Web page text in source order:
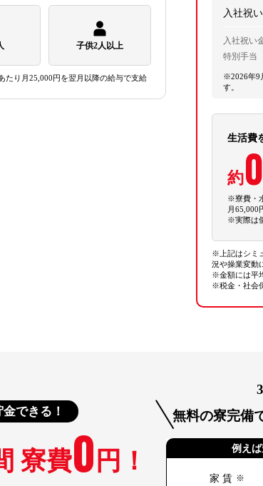
子供2人以上
たり月25,000円を翌月以降の給与で支給
入社祝
入社祝い
特別手当
※2026年9
す。
生活費
約0
※寮費・
月65,000
※実際は
※上記はシミ
況や操業変動
※金額には平
※税金・社会
できる！
寮費0 円！
無料の寮完備
例え
家賃 ※